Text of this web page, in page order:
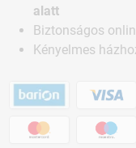
alatt
Biztonságos
Kényelmes